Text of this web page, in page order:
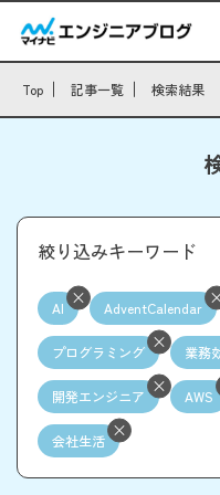
Top 記事一覧 検索結果
絞り込みキーワード
AI AdventCalendar
プログラミング 業務
開発エンジニア AWS
会社生活